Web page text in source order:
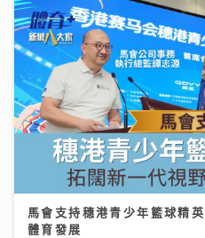
馬會支持穗港青少年籃球精
體育發展